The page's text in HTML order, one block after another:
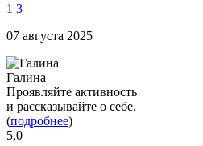
1 3
07 августа 2025
Галина
Проявляйте активность
и рассказывайте о себе.
(подробнее)
5,0